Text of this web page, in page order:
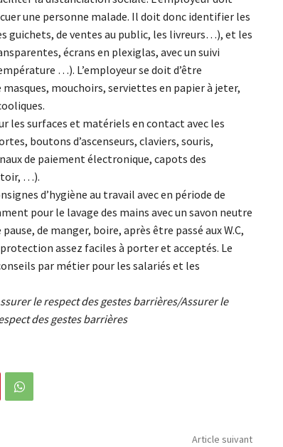
une personne malade. Il doit donc identifier les
guichets, de ventes au public, les livreurs…), et les
écrans en plexiglas, avec un suivi
…). L’employeur se doit d’être
mouchoirs, serviettes en papier à jeter,
les surfaces et matériels en contact avec les
boutons d’ascenseurs, claviers, souris,
de paiement électronique, capots des
…).
d’hygiène au travail avec en période de
pour le lavage des mains avec un savon neutre
de manger, boire, après être passé aux W.C,
assez faciles à porter et acceptés. Le
par métier pour les salariés et les
le respect des gestes barrières/Assurer le
des gestes barrières
Article suivant